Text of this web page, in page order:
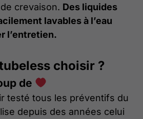
crevaison. Des liquides
lavables à l’eau
l’entretien.
choisir ?
de
testé tous les préventifs du
depuis des années celui